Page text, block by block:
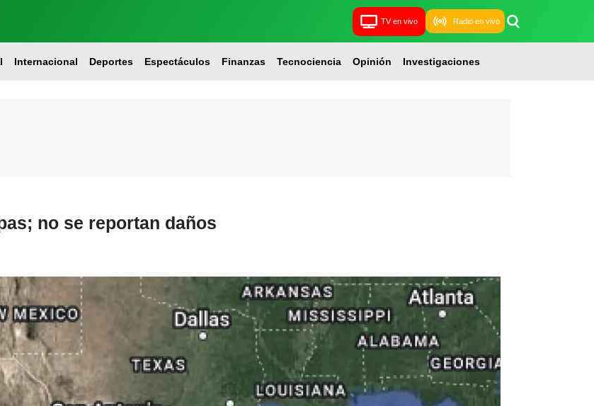
TV en vivo Radio en vivo
Internacional Deportes Espectáculos Finanzas Tecnociencia Opinión Investigaciones
no se reportan daños